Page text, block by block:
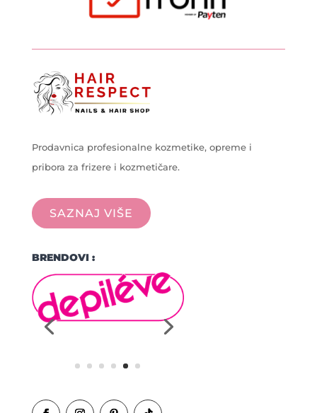
Prodavnica profesionalne kozmetike, opreme i
pribora za frizere i kozmetičare.
SAZNAJ VIŠE
BRENDOVI :